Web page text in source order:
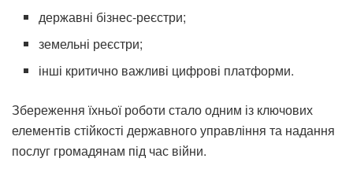
державні бізнес-реєстри;
земельні реєстри;
інші критично важливі цифрові платформи.
Збереження їхньої роботи стало одним із ключових
елементів стійкості державного управління та надання
послуг громадянам під час війни.